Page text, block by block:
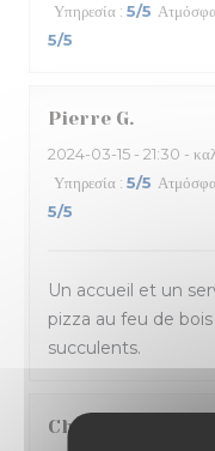
Υπηρεσία : 5/5
5/5
Pierre G
2024-03-15 - 21:30 -
Υπηρεσία : 5/5
5/5
Un accueil et un
pizza au feu de
succulents.
Charlène